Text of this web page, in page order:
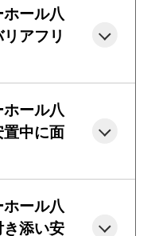
ール八
アフリ
ール八
中に面
ール八
添い安